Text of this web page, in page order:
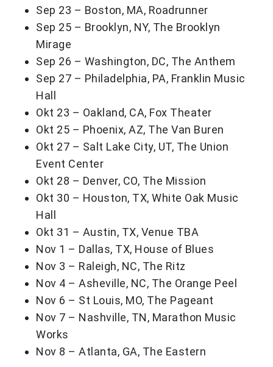
Sep 23 – Boston, MA, Roadrunner
Sep 25 – Brooklyn, NY, The Brooklyn
Mirage
Sep 26 – Washington, DC, The Anthem
Sep 27 – Philadelphia, PA, Franklin Music
Hall
Okt 23 – Oakland, CA, Fox Theater
Okt 25 – Phoenix, AZ, The Van Buren
Okt 27 – Salt Lake City, UT, The Union
Event Center
Okt 28 – Denver, CO, The Mission
Okt 30 – Houston, TX, White Oak Music
Hall
Okt 31 – Austin, TX, Venue TBA
Nov 1 – Dallas, TX, House of Blues
Nov 3 – Raleigh, NC, The Ritz
Nov 4 – Asheville, NC, The Orange Peel
Nov 6 – St Louis, MO, The Pageant
Nov 7 – Nashville, TN, Marathon Music
Works
Nov 8 – Atlanta, GA, The Eastern